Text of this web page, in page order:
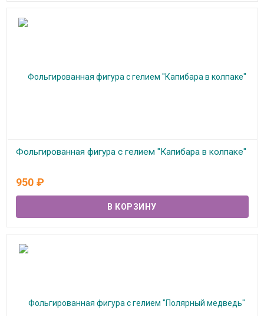
Фольгированная фигура с гелием "Капибара в колпаке"
950 ₽